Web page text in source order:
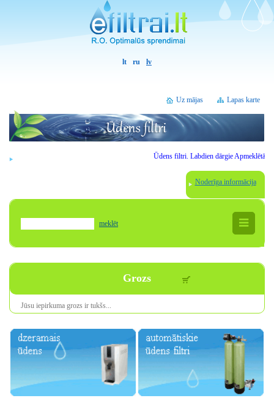
lt ru lv
Lapas karte
Uz mājas
Ūdens filtri. Labdien dārgieApmeklētāji.
Noderīga informācija
meklēt
Grozs
Jūsu iepirkuma grozs ir tukšs...